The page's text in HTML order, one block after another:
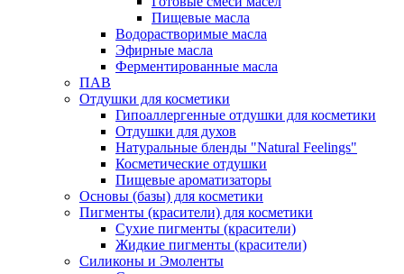
Пищевые масла
Водорастворимые масла
Эфирные масла
Ферментированные масла
ПАВ
Отдушки для косметики
Гипоаллергенные отдушки для косметики
Отдушки для духов
Натуральные бленды "Natural Feelings"
Косметические отдушки
Пищевые ароматизаторы
Основы (базы) для косметики
Пигменты (красители) для косметики
Сухие пигменты (красители)
Жидкие пигменты (красители)
Силиконы и Эмоленты